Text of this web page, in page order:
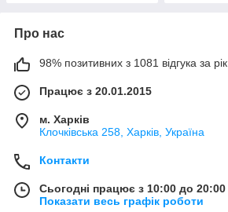
Про нас
98% позитивних з 1081 відгука за рік
Працює з 20.01.2015
м. Харків
Клочкiвська 258, Харків, Україна
Контакти
Сьогодні працює з 10:00 до 20:00
Показати весь графік роботи